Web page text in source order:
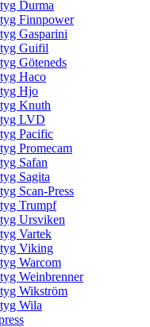
Durma
Finnpower
Gasparini
Guifil
Göteneds
Haco
Hjo
Knuth
LVD
Pacific
Promecam
Safan
Sagita
Scan-Press
Trumpf
Ursviken
Vartek
Viking
Warcom
Weinbrenner
Wikström
Wila